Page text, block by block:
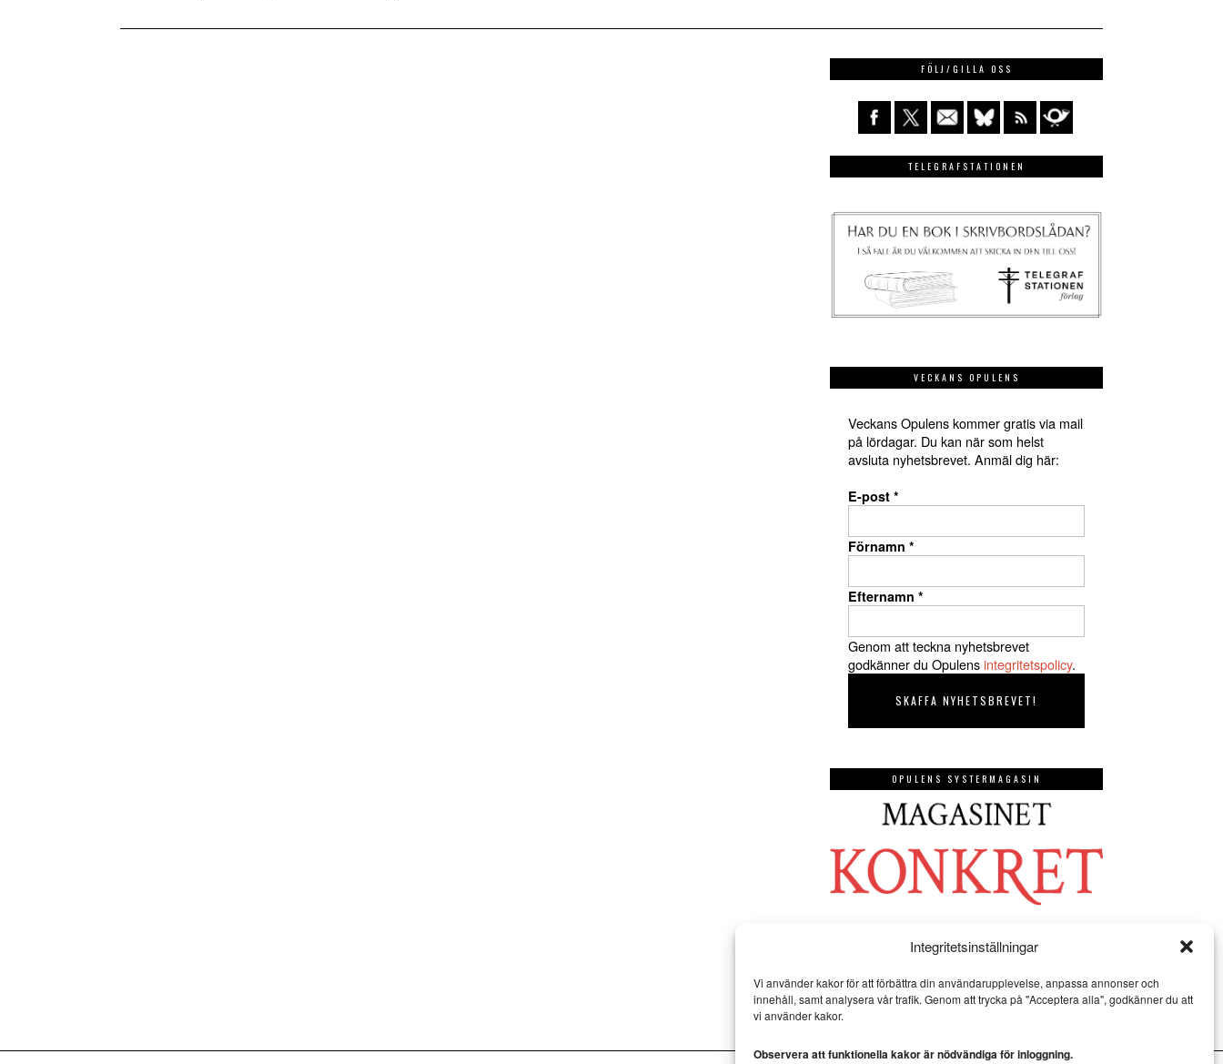
Integritetsinställningar
Vi använder kakor för att förbättra din användarupplevelse, anpassa annonser och
innehåll, samt analysera vår trafik. Genom att trycka på "Acceptera alla", godkänner du att
vi använder kakor.
Observera att funktionella kakor är nödvändiga för inloggning.
FÖLJ/GILLA OSS
TELEGRAFSTATIONEN
VECKANS OPULENS
Veckans Opulens kommer gratis via mail
på lördagar. Du kan när som helst
avsluta nyhetsbrevet. Anmäl dig här:
E-post *
Förnamn *
Efternamn *
Genom att teckna nyhetsbrevet
godkänner du Opulensintegritetspolicy.
OPULENS SYSTERMAGASIN